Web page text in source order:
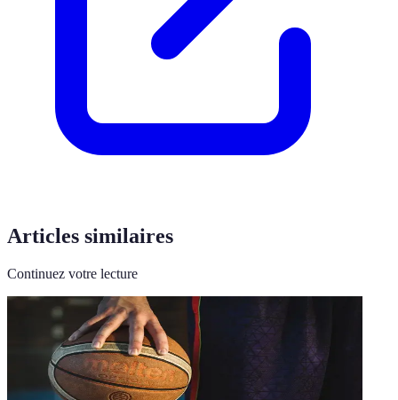
Articles similaires
Continuez votre lecture